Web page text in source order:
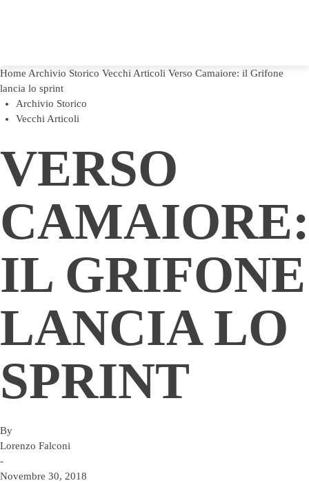
Home Archivio Storico Vecchi Articoli Verso Camaiore: il Grifone
lancia lo sprint
Archivio Storico
Vecchi Articoli
VERSO
CAMAIORE:
IL GRIFONE
LANCIA LO
SPRINT
By
Lorenzo Falconi
-
Novembre 30, 2018